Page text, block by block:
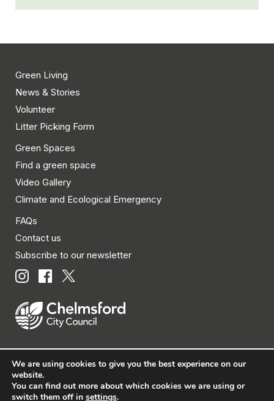
Green Living
News & Stories
Volunteer
Litter Picking Form
Green Spaces
Find a green space
Video Gallery
Climate and Ecological Emergency
FAQs
Contact us
Subscribe to our newsletter
© Chelmsford City Council 2026 All rights reserved.
| Policies | Privacy | Disclaimer | Accessibility | Site
We are using cookies to give you the best experience on our
website.
You can find out more about which cookies we are using or
switch them off in settings.